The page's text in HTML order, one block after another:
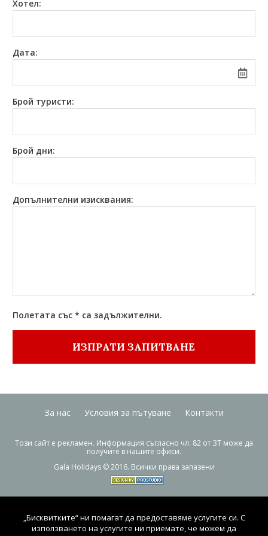
Екзотични
0882 907 335
Хотел:
Дата:
Брой туристи:
Брой дни:
Допълнителни изисквания:
Полетата със * са задължителни.
ИЗПРАТИ ЗАПИТВАНЕ
За нас Условия за пътуване Контакти
Този сайт е рекламен. Информация съгласно чл. 82 от ЗТ може да
получите в нашите офиси.
Gala Holidays © 2016. Всички права запазени
„Бисквитките“ ни помагат да предоставяме услугите си. С
използването на услугите ни приемате, че можем да